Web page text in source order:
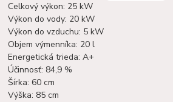
Celkový výkon: 25 kW
Výkon do vody: 20 kW
Výkon do vzduchu: 5 kW
Objem výmenníka: 20 l
Energetická trieda: A+
Účinnosť: 84,9 %
Šírka: 60 cm
Výška: 85 cm